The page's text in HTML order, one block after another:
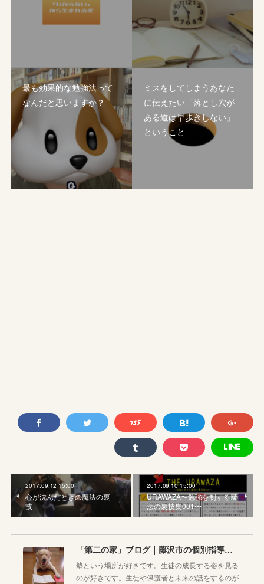
最も効果的な勉強法って
なんだと思いますか？
ミスをしてしまうあなた
に伝えたい「落とし穴が
ある道は早歩きしない」
ということ
2017.09.12 15:00
心が沈んだときの魔法の裏
技
2017.09.10 15:00
URAWAZA〜勉強を制する魔
法の裏技集001〜
「第二の家」ブログ｜藤沢市の個別指導塾のお話
塾という場所が好きです。生徒の成長する姿を見る
のが好きです。生徒や保護者と未来の話をするのが